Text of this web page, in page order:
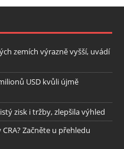
zemích výrazně vyšší, uvádí
USD kvůli újmě
zisk i tržby, zlepšila výhled
Začněte u přehledu